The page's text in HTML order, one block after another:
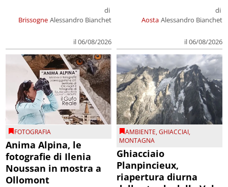
Brissogne
di
Alessandro Bianchet
il 06/08/2026
Aosta
di
Alessandro Bianchet
il 06/08/2026
FOTOGRAFIA
Anima Alpina, le
fotografie di Ilenia
Noussan in mostra a
Ollomont
AMBIENTE,GHIACCIAI,
MONTAGNA
Ghiacciaio
Planpincieux,
riapertura diurna